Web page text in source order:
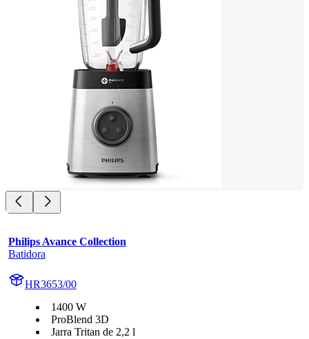
Philips Avance Collection
Batidora
HR3653/00
1400 W
ProBlend 3D
Jarra Tritan de 2,2 l